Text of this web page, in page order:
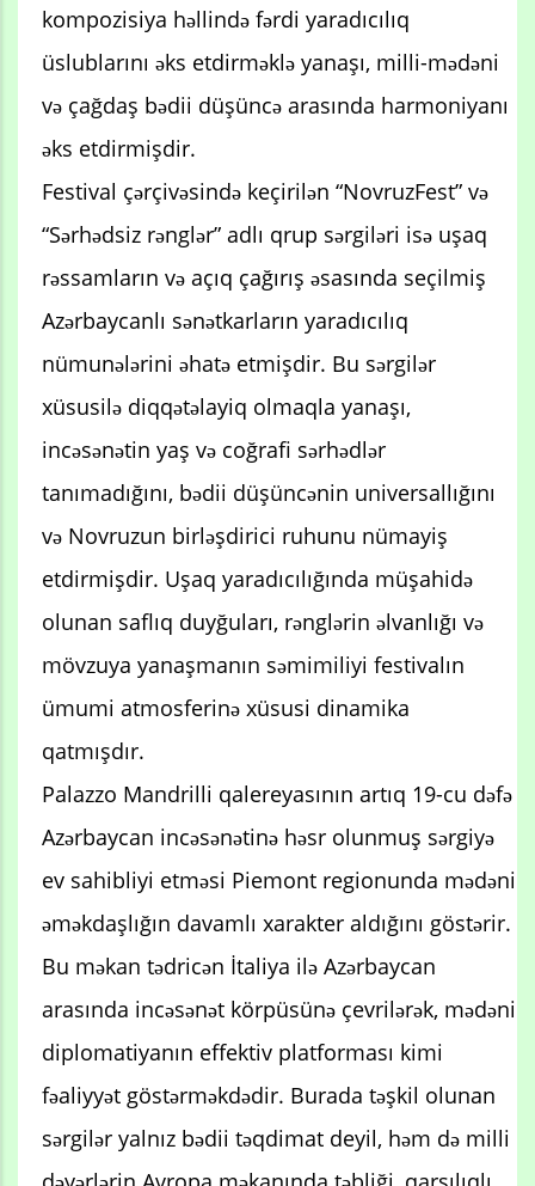
kompozisiya həllində fərdi yaradıcılıq
üslublarını əks etdirməklə yanaşı, milli-mədəni
və çağdaş bədii düşüncə arasında harmoniyanı
əks etdirmişdir.
Festival çərçivəsində keçirilən “NovruzFest” və
“Sərhədsiz rənglər” adlı qrup sərgiləri isə uşaq
rəssamların və açıq çağırış əsasında seçilmiş
Azərbaycanlı sənətkarların yaradıcılıq
nümunələrini əhatə etmişdir. Bu sərgilər
xüsusilə diqqətəlayiq olmaqla yanaşı,
incəsənətin yaş və coğrafi sərhədlər
tanımadığını, bədii düşüncənin universallığını
və Novruzun birləşdirici ruhunu nümayiş
etdirmişdir. Uşaq yaradıcılığında müşahidə
olunan saflıq duyğuları, rənglərin əlvanlığı və
mövzuya yanaşmanın səmimiliyi festivalın
ümumi atmosferinə xüsusi dinamika
qatmışdır.
Palazzo Mandrilli qalereyasının artıq 19-cu dəfə
Azərbaycan incəsənətinə həsr olunmuş sərgiyə
ev sahibliyi etməsi Piemont regionunda mədəni
əməkdaşlığın davamlı xarakter aldığını göstərir.
Bu məkan tədricən İtaliya ilə Azərbaycan
arasında incəsənət körpüsünə çevrilərək, mədəni
diplomatiyanın effektiv platforması kimi
fəaliyyət göstərməkdədir. Burada təşkil olunan
sərgilər yalnız bədii təqdimat deyil, həm də milli